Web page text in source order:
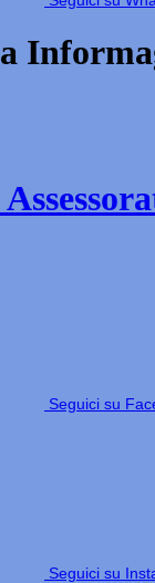
Seguici su
Seguici su